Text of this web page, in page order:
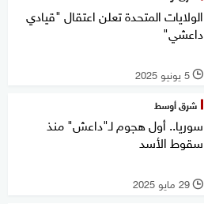
الولايات المتحدة تعلن اعتقال "قيادي
داعشي"
l 5 يونيو 2025
شرق أوسط
سوريا.. أول هجوم لـ"داعش" منذ
سقوط الأسد
l 29 مايو 2025